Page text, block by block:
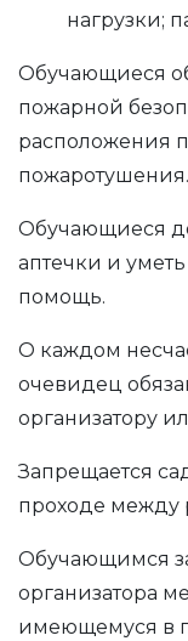
нагрузки;
Обучающиеся
пожарной
расположения
пожаротушения.
Обучающиеся
аптечки и
помощь.
О каждом
очевидец
организатору
Запрещается
проходе между
Обучающимся
организатора
имеющемуся в